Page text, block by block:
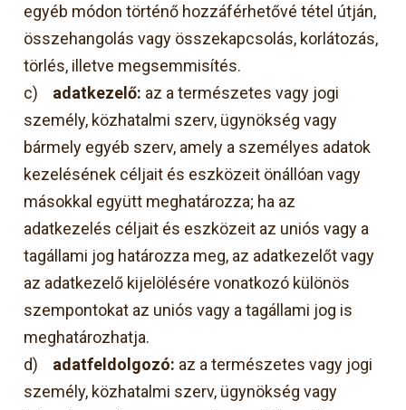
egyéb módon történő hozzáférhetővé tétel útján,
összehangolás vagy összekapcsolás, korlátozás,
törlés, illetve megsemmisítés.
c) adatkezelő: az a természetes vagy jogi
személy, közhatalmi szerv, ügynökség vagy
bármely egyéb szerv, amely a személyes adatok
kezelésének céljait és eszközeit önállóan vagy
másokkal együtt meghatározza; ha az
adatkezelés céljait és eszközeit az uniós vagy a
tagállami jog határozza meg, az adatkezelőt vagy
az adatkezelő kijelölésére vonatkozó különös
szempontokat az uniós vagy a tagállami jog is
meghatározhatja.
d) adatfeldolgozó: az a természetes vagy jogi
személy, közhatalmi szerv, ügynökség vagy